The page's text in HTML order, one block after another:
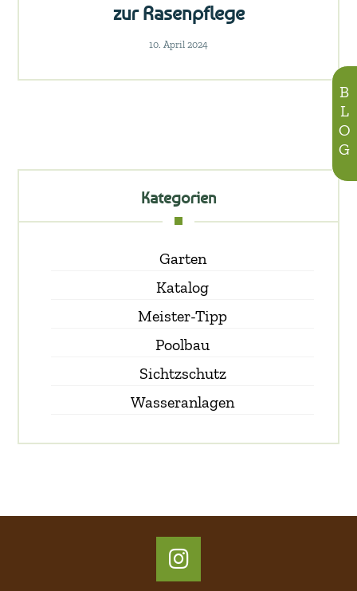
BLOG
zur Rasenpflege
10. April 2024
Kategorien
Garten
Katalog
Meister-Tipp
Poolbau
Sichtzschutz
Wasseranlagen